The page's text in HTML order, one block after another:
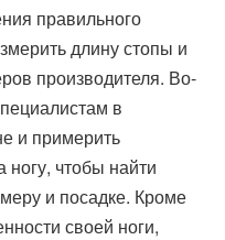
правильного
длину стопы и
производителя. Во-
в
и примерить
ногу, чтобы найти
и посадке. Кроме
своей ноги,